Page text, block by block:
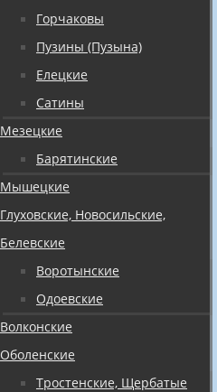
Горчаковы
Пузины (Пузына)
Елецкие
Сатины
Мезецкие
Барятинские
Мышецкие
Глуховские, Новосильские,
Белевские
Воротынские
Одоевские
Волконские
Оболенские
Тростенские, Щербатые